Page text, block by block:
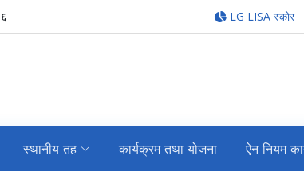
LG LISA स्कोर
स्थानीय तह कार्यक्रम तथा योजना ऐन नियम